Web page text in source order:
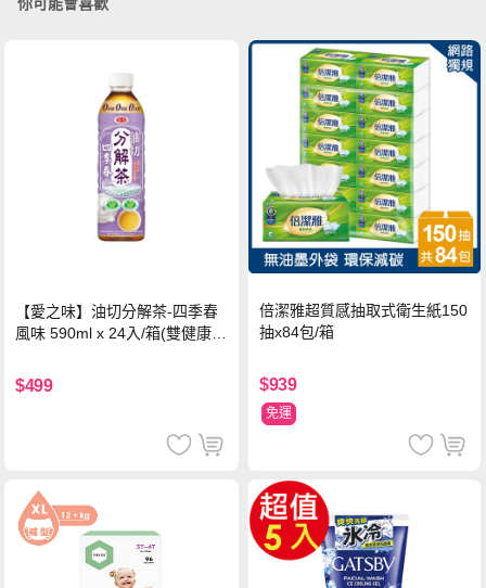
【愛之味】油切分解茶-四季春
風味 590ml x 24入/箱(雙健康認
$499
倍潔雅超質感抽取式衛生紙150
抽x84包/箱
$939
免運